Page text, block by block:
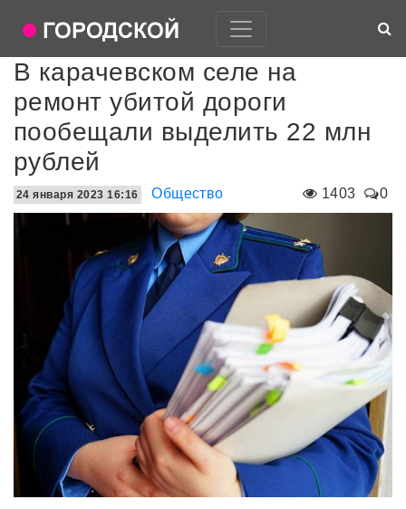
В карачевском селе на
ремонт убитой дороги
пообещали выделить 22 млн
рублей
1403 0
24 января 2023 16:16 Общество